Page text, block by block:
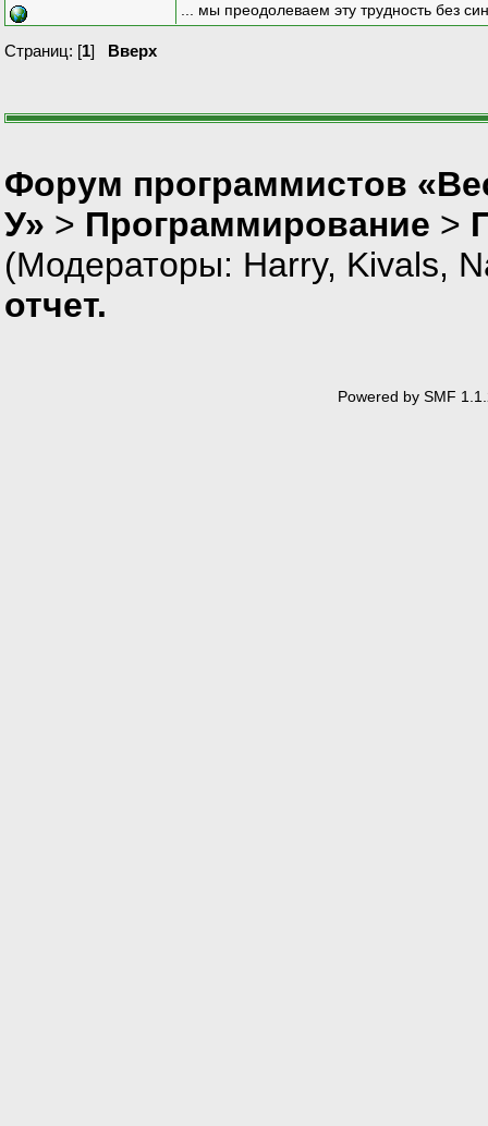
... мы преодолеваем эту трудность без
Страниц: [1] Вверх
Форум программистов
У» > Программирование >
(Модераторы: Harry, Kivals,
отчет.
Powered by SMF